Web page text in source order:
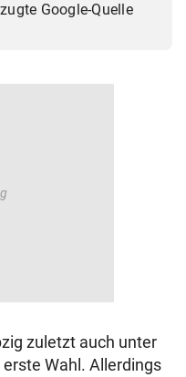
Google-Quelle
zuletzt auch unter
Wahl. Allerdings